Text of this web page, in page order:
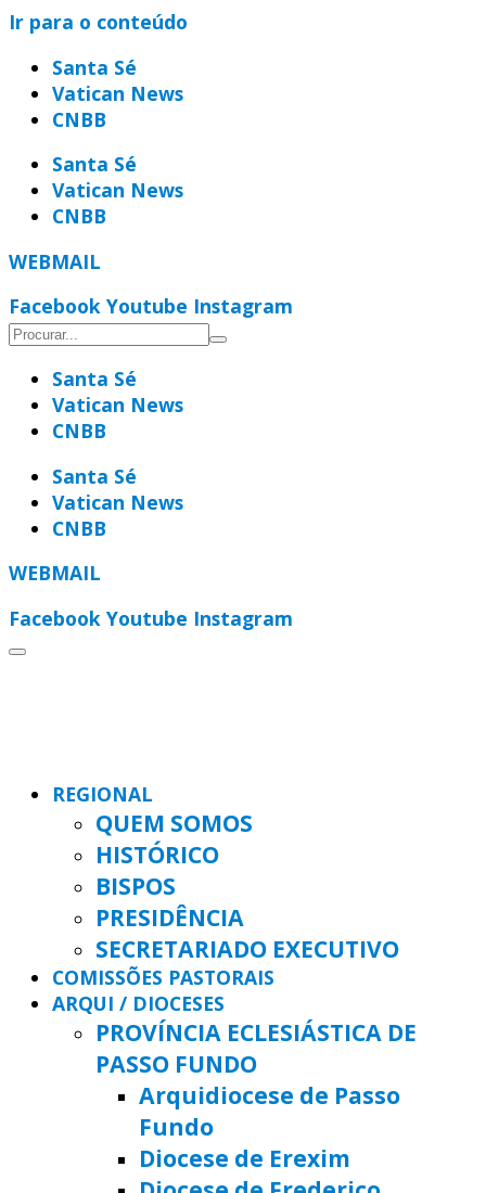
Ir para o conteúdo
Santa Sé
Vatican News
CNBB
Santa Sé
Vatican News
CNBB
WEBMAIL
Facebook Youtube Instagram
Santa Sé
Vatican News
CNBB
Santa Sé
Vatican News
CNBB
WEBMAIL
Facebook Youtube Instagram
REGIONAL
QUEM SOMOS
HISTÓRICO
BISPOS
PRESIDÊNCIA
SECRETARIADO EXECUTIVO
COMISSÕES PASTORAIS
ARQUI / DIOCESES
PROVÍNCIA ECLESIÁSTICA DE
PASSO FUNDO
Arquidiocese de Passo
Fundo
Diocese de Erexim